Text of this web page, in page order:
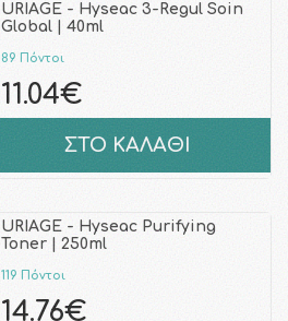
URIAGE - Hyseac 3-Regul Soin
Global | 40ml
89 Πόντοι
11.04€
ΣΤΟ ΚΑΛΑΘΙ
URIAGE - Hyseac Purifying
Toner | 250ml
119 Πόντοι
14.76€